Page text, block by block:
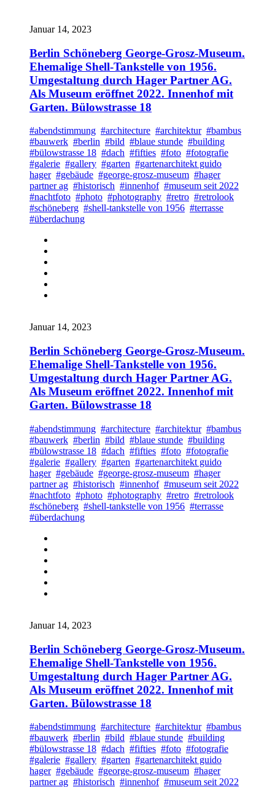
Januar 14, 2023
Berlin Schöneberg George-Grosz-Museum.
Ehemalige Shell-Tankstelle von 1956.
Umgestaltung durch Hager Partner AG.
Als Museum eröffnet 2022. Innenhof mit
Garten. Bülowstrasse 18
#abendstimmung #architecture #architektur #bambus
#bauwerk #berlin #bild #blaue stunde #building
#bülowstrasse 18 #dach #fifties #foto #fotografie
#galerie #gallery #garten #gartenarchitekt guido
hager #gebäude #george-grosz-museum #hager
partner ag #historisch #innenhof #museum seit 2022
#nachtfoto #photo #photography #retro #retrolook
#schöneberg #shell-tankstelle von 1956 #terrasse
#überdachung
Januar 14, 2023
Berlin Schöneberg George-Grosz-Museum.
Ehemalige Shell-Tankstelle von 1956.
Umgestaltung durch Hager Partner AG.
Als Museum eröffnet 2022. Innenhof mit
Garten. Bülowstrasse 18
#abendstimmung #architecture #architektur #bambus
#bauwerk #berlin #bild #blaue stunde #building
#bülowstrasse 18 #dach #fifties #foto #fotografie
#galerie #gallery #garten #gartenarchitekt guido
hager #gebäude #george-grosz-museum #hager
partner ag #historisch #innenhof #museum seit 2022
#nachtfoto #photo #photography #retro #retrolook
#schöneberg #shell-tankstelle von 1956 #terrasse
#überdachung
Januar 14, 2023
Berlin Schöneberg George-Grosz-Museum.
Ehemalige Shell-Tankstelle von 1956.
Umgestaltung durch Hager Partner AG.
Als Museum eröffnet 2022. Innenhof mit
Garten. Bülowstrasse 18
#abendstimmung #architecture #architektur #bambus
#bauwerk #berlin #bild #blaue stunde #building
#bülowstrasse 18 #dach #fifties #foto #fotografie
#galerie #gallery #garten #gartenarchitekt guido
hager #gebäude #george-grosz-museum #hager
partner ag #historisch #innenhof #museum seit 2022